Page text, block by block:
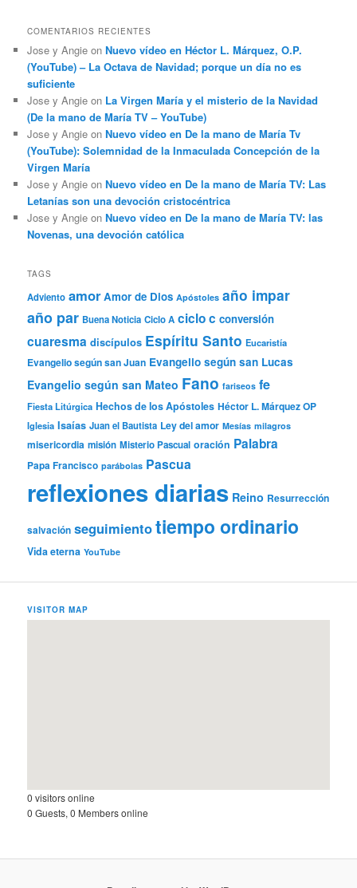
COMENTARIOS RECIENTES
Jose y Angie onNuevo vídeo en Héctor L. Márquez, O.P.
(YouTube) – La Octava de Navidad; porque un día no es
suficiente
Jose y Angie on La Virgen María y el misterio de la Navidad
(De la mano de María TV – YouTube)
Jose y Angie onNuevo vídeo en De la mano de María Tv
(YouTube): Solemnidad de la Inmaculada Concepción de la
Virgen María
Jose y Angie onNuevo vídeo en De la mano de María TV: Las
Letanías son una devoción cristocéntrica
Jose y Angie onNuevo vídeo en De la mano de María TV: las
Novenas, una devoción católica
TAGS
Adviento amor Amor de Dios Apóstoles año impar
año par Buena Noticia Ciclo A ciclo c conversión
cuaresma discípulos Espíritu Santo Eucaristía
Evangelio según san Juan Evangelio según san Lucas
Evangelio según san Mateo Fano fariseos fe
Fiesta Litúrgica Hechos de los Apóstoles Héctor L. Márquez OP
Iglesia Isaías Juan el Bautista Ley del amor Mesías milagros
misericordia misión Misterio Pascual oración Palabra
Papa Francisco parábolas Pascua
reflexiones diarias Reino Resurrección
salvación seguimientotiempo ordinario
Vida eterna YouTube
VISITOR MAP
0 visitors online
0 Guests, 0 Members online